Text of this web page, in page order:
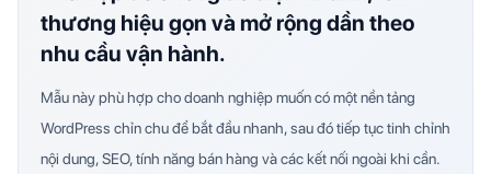
thương hiệu gọn và mở rộng dần theo
nhu cầu vận hành.
Mẫu này phù hợp cho doanh nghiệp muốn có một nền tảng
WordPress chỉn chu để bắt đầu nhanh, sau đó tiếp tục tinh chỉnh
nội dung, SEO, tính năng bán hàng và các kết nối ngoài khi cần.